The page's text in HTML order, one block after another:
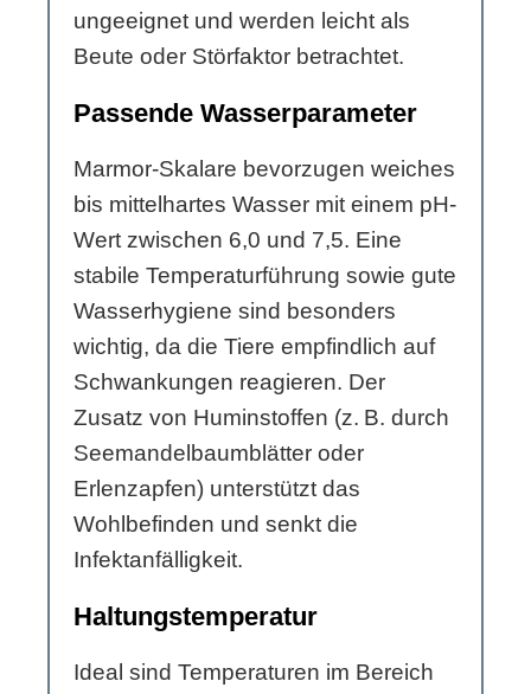
ungeeignet und werden leicht als
Beute oder Störfaktor betrachtet.
Passende Wasserparameter
Marmor-Skalare bevorzugen weiches
bis mittelhartes Wasser mit einem pH-
Wert zwischen 6,0 und 7,5. Eine
stabile Temperaturführung sowie gute
Wasserhygiene sind besonders
wichtig, da die Tiere empfindlich auf
Schwankungen reagieren. Der
Zusatz von Huminstoffen (z. B. durch
Seemandelbaumblätter oder
Erlenzapfen) unterstützt das
Wohlbefinden und senkt die
Infektanfälligkeit.
Haltungstemperatur
Ideal sind Temperaturen im Bereich